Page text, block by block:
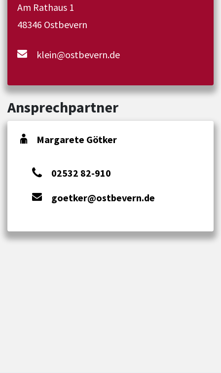
Am Rathaus 1
48346 Ostbevern
klein@ostbevern.de
Ansprechpartner
Margarete Götker
02532 82-910
goetker@ostbevern.de